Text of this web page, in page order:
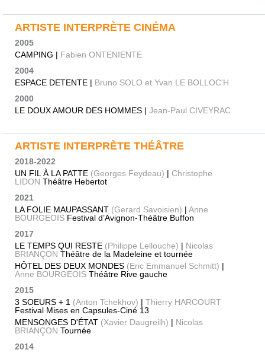
ARTISTE INTERPRÈTE CINÉMA
2005
CAMPING | Fabien ONTENIENTE
2004
ESPACE DETENTE | Bruno SOLO et Yvan LE BOLLOC'H
2000
LE DOUX AMOUR DES HOMMES | Jean-Paul CIVEYRAC
ARTISTE INTERPRÈTE THÉÂTRE
2018-2022
UN FIL À LA PATTE (Georges Feydeau) | Christophe
LIDON Théâtre Hebertot
2021
LA FOLIE MAUPASSANT (Gerard Savoisien) | Anne
BOURGEOIS Festival d’Avignon-Théâtre Buffon
2017
LE TEMPS QUI RESTE (Philippe Lellouche) | Nicolas
BRIANÇON Théâtre de la Madeleine et tournée
HÔTEL DES DEUX MONDES (Eric Emmanuel Schmitt) |
Anne BOURGEOIS Théâtre Rive gauche
2015
3 SOEURS + 1 (Anton Tchekhov) | Thierry HARCOURT
Festival Mises en Capsules-Ciné 13
MENSONGES D'ÉTAT (Xavier Daugreilh) | Nicolas
BRIANÇON Tournée
2014